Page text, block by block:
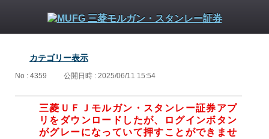
カテゴリー表示
No : 4359 公開日時 : 2025/06/11 15:54
三菱ＵＦＪモルガン・スタンレー証券アプ
リをダウンロードしたが、ログインボタン
がグレーになっていて押すことができませ